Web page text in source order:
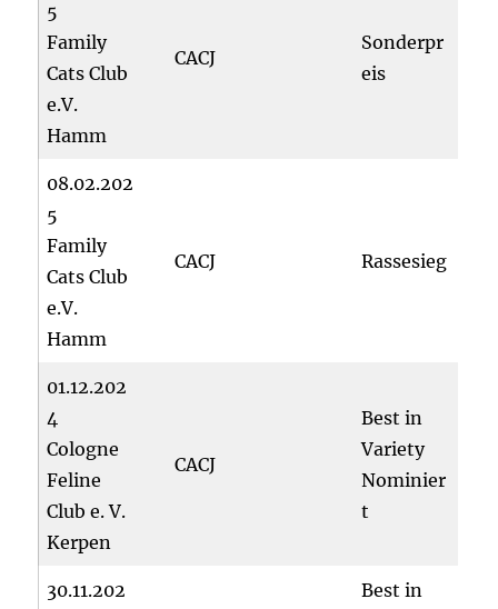
5
Family
Cats Club
e.V.
Hamm
CACJ
Sonderpr
eis
08.02.202
5
Family
Cats Club
e.V.
Hamm
CACJ Rassesieg
01.12.202
4
Cologne
Feline
Club e. V.
Kerpen
CACJ
Best in
Variety
Nominier
t
30.11.202
Best in